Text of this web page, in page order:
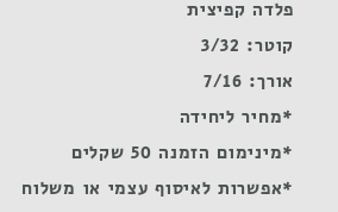
פלדה קפיצית
קוטר: 3/32
אורך: 7/16
*מחיר ליחידה
*מינימום הזמנה 50 שקלים
*אפשרות לאיסוף עצמי או משלוח